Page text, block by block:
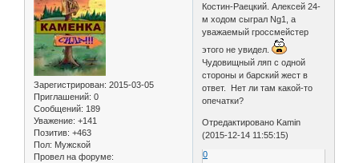
Зарегистрирован: 2015-03-05
Приглашений: 0
Сообщений: 189
Уважение: +141
Позитив: +463
Пол: Мужской
Провел на форуме:
Костин-Раецкий. Алексей 24-
м ходом сыграл Ng1, а
уважаемый гроссмейстер
этого не увидел.
Чудовищный ляп с одной
стороны и барский жест в
ответ. Нет ли там какой-то
опечатки?
Отредактировано Kamin
(2015-12-14 11:55:15)
0